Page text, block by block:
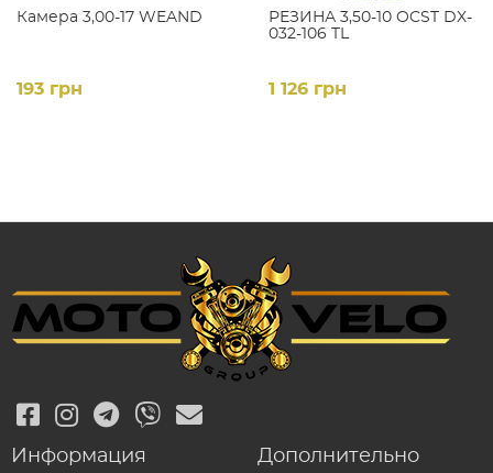
Камера 3,00-17 WEAND
193 грн
РЕЗИНА 3,50-10 OCST DX-
032-106 TL
1 126 грн
Информация Дополнительно